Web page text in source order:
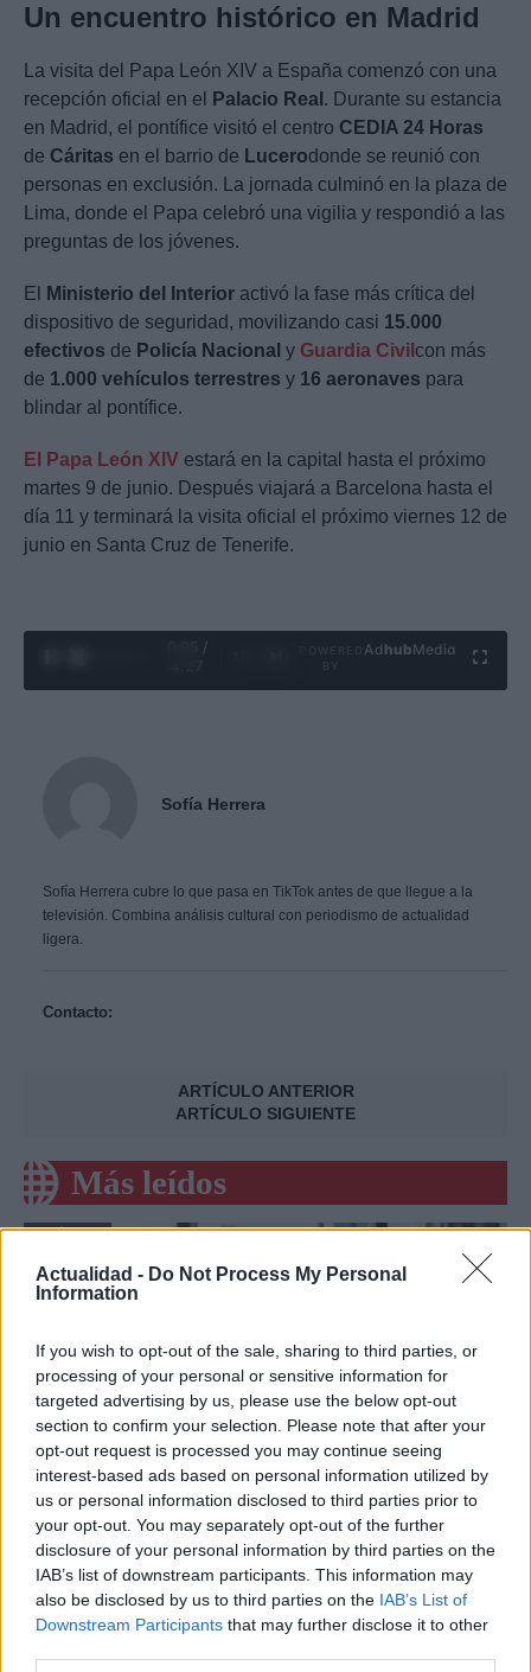
Actualidad - Do Not Process My Personal
Information
If you wish to opt-out of the sale, sharing to third parties, or
processing of your personal or sensitive information for
targeted advertising by us, please use the below opt-out
section to confirm your selection. Please note that after your
opt-out request is processed you may continue seeing
interest-based ads based on personal information utilized by
us or personal information disclosed to third parties prior to
your opt-out. You may separately opt-out of the further
disclosure of your personal information by third parties on the
IAB’s list of downstream participants. This information may
also be disclosed by us to third parties on the IAB’s List of
Downstream Participants that may further disclose it to other
Un encuentro histórico en Madrid
La visita del Papa León XIV a España comenzó con una
recepción oficial en el
Palacio Real . Durante su estancia
en Madrid, el pontífice visitó el centro CEDIA 24 Horas
de Cáritas en el barrio de Lucerodonde se reunió con
personas en exclusión. La jornada culminó en la plaza de
Lima, donde el Papa celebró una vigilia y respondió a las
preguntas de los jóvenes.
El Ministerio del Interior activó la fase más crítica del
dispositivo de seguridad, movilizando casi 15.000
efectivos de Policía Nacional y Guardia Civil con más
de 1.000 vehículos terrestres y 16 aeronaves para
blindar al pontífice.
El Papa León XIV estará en la capital hasta el próximo
martes 9 de junio. Después viajará a Barcelona hasta el
día 11 y terminará la visita oficial el próximo viernes 12 de
junio en Santa Cruz de Tenerife.
0:06 /
Ad hubMedia
Sofía Herrera
Sofía Herrera cubre lo que pasa en TikTok antes de que llegue a la
televisión. Combina análisis cultural con periodismo de actualidad
ligera.
Contacto:
ARTÍCULO ANTERIOR
ARTÍCULO SIGUIENTE
Más leídos
CRÓNICA
Amparo Moraleda asume la
vicepresidencia de CaixaBank
La trayectoria de Moraleda promete un nuevo rumbo…